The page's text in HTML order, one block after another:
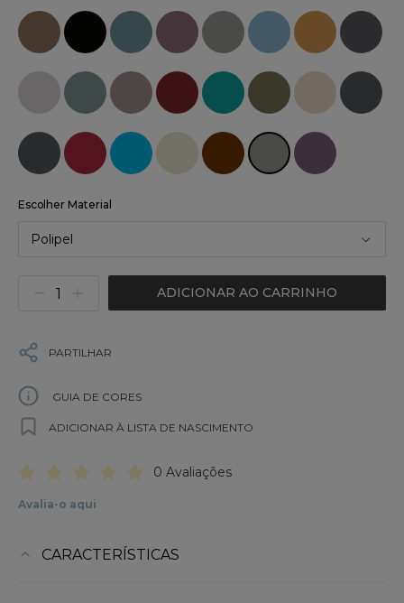
Escolher Material
Polipel
ADICIONAR AO CARRINHO
PARTILHAR
GUIA DE CORES
ADICIONAR À LISTA DE NASCIMENTO
0 Avaliações
Avalia-o aqui
CARACTERÍSTICAS